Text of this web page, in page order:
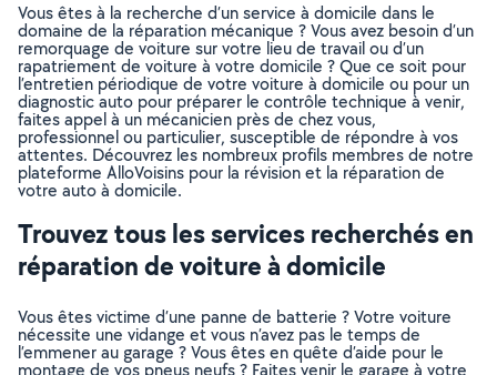
Vous êtes à la recherche d’un service à domicile dans le
domaine de la réparation mécanique ? Vous avez besoin d’un
remorquage de voiture sur votre lieu de travail ou d’un
rapatriement de voiture à votre domicile ? Que ce soit pour
l’entretien périodique de votre voiture à domicile ou pour un
diagnostic auto pour préparer le contrôle technique à venir,
faites appel à un mécanicien près de chez vous,
professionnel ou particulier, susceptible de répondre à vos
attentes. Découvrez les nombreux profils membres de notre
plateforme AlloVoisins pour la révision et la réparation de
votre auto à domicile.
Trouvez tous les services recherchés en
réparation de voiture à domicile
Vous êtes victime d’une panne de batterie ? Votre voiture
nécessite une vidange et vous n’avez pas le temps de
l’emmener au garage ? Vous êtes en quête d’aide pour le
montage de vos pneus neufs ? Faites venir le garage à votre